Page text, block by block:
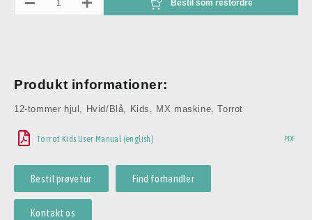
Bestil som restordre
Produkt informationer:
12-tommer hjul , Hvid/Blå, Kids , MX maskine,Torrot
Torrot Kids User Manual (english) PDF
Bestil prøvetur Find forhandler
Kontakt os